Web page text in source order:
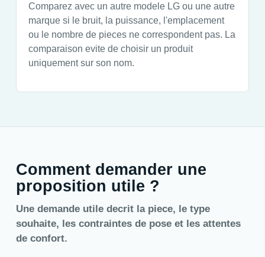
Comparez avec un autre modele LG ou une autre
marque si le bruit, la puissance, l'emplacement
ou le nombre de pieces ne correspondent pas. La
comparaison evite de choisir un produit
uniquement sur son nom.
Comment demander une
proposition utile ?
Une demande utile decrit la piece, le type
souhaite, les contraintes de pose et les attentes
de confort.